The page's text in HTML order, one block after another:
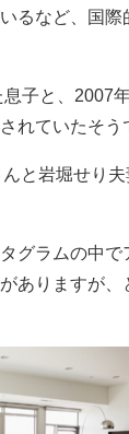
るなど、国際
子と、2007
れていたそう
と岩堀せり
グラムの中
ありますが、